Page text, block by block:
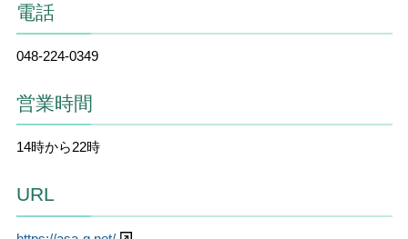
電話
048-224-0349
営業時間
14時から22時
URL